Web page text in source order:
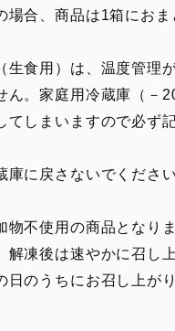
場合、商品は1箱にお
生食用）は、温度管
。家庭用冷蔵庫（－
しまいますので必ず
庫に戻さないでくださ
物不使用の商品となり
凍後は速やかに召し上
日のうちにお召し上が